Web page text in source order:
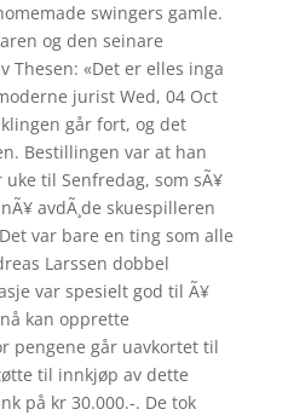
swingers gamle.
og den seinare
Thesen: «Det er elles inga
jurist Wed, 04 Oct
går fort, og det
Bestillingen var at han
til Senfredag, som sÃ¥
avdÃ¸de skuespilleren
Det var bare en ting som alle
Larssen dobbel
var spesielt god til Ã¥
kan opprette
pengene går uavkortet til
til innkjøp av dette
på kr 30.000.-. De tok